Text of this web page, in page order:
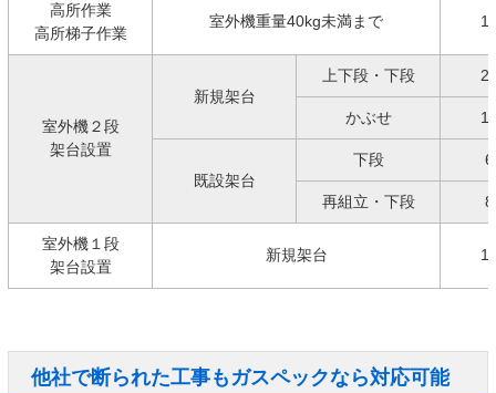
高所作業
高所梯子作業
室外機重量40kg未満まで
室外機２段
架台設置
新規架台
上下段・下段
かぶせ
既設架台
下段
再組立・下段
室外機１段
架台設置
新規架台
他社で断られた工事もガスペックなら対応可能